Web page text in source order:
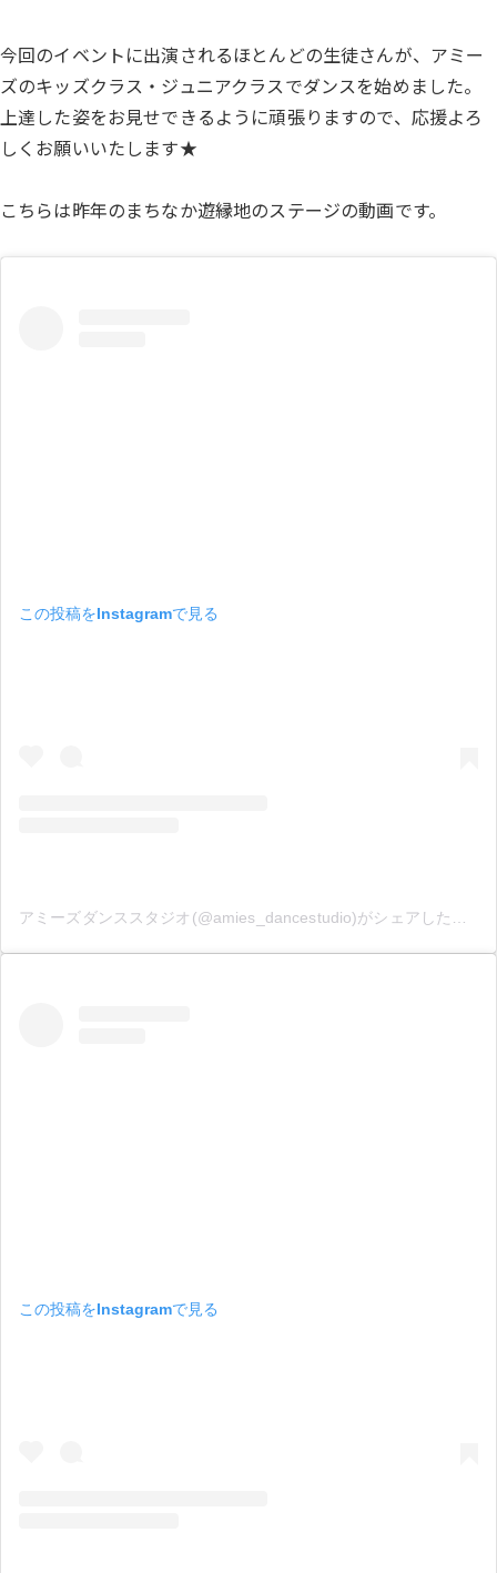
今回のイベントに出演されるほとんどの生徒さんが、アミー
ズのキッズクラス・ジュニアクラスでダンスを始めました。
上達した姿をお見せできるように頑張りますので、応援よろ
しくお願いいたします★
こちらは昨年のまちなか遊縁地のステージの動画です。
この投稿をInstagramで見る
この投稿をInstagramで見る